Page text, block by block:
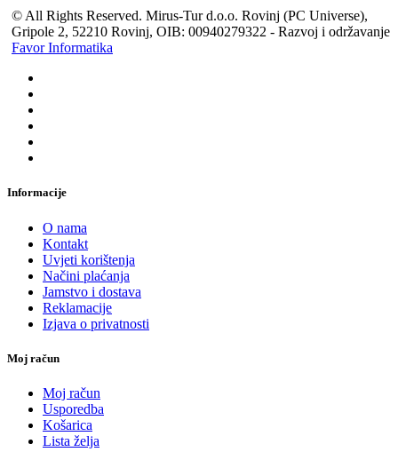
© All Rights Reserved. Mirus-Tur d.o.o. Rovinj (PC Universe),
Gripole 2, 52210 Rovinj, OIB: 00940279322 - Razvoj i održavanje
Favor Informatika
Informacije
O nama
Kontakt
Uvjeti korištenja
Načini plaćanja
Jamstvo i dostava
Reklamacije
Izjava o privatnosti
Moj račun
Moj račun
Usporedba
Košarica
Lista želja